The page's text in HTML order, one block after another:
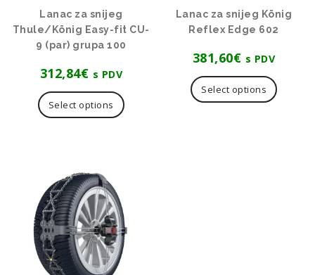
Lanac za snijeg
Thule/König Easy-fit CU-
9 (par) grupa 100
312,84€ s PDV
Select options
Lanac za snijeg König
Reflex Edge 602
381,60€ s PDV
Select options